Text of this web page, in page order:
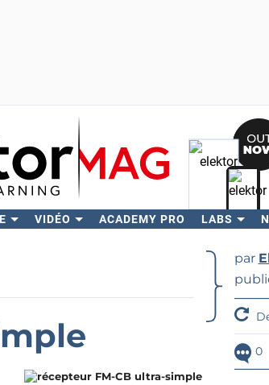
VIDÉO ACADEMY PRO LABS
Rechercher
par
0